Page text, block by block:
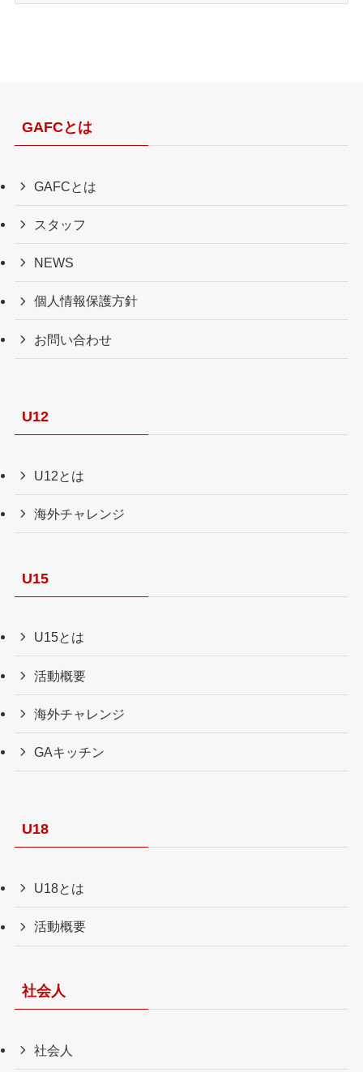
GAFCとは
GAFCとは
スタッフ
NEWS
個人情報保護方針
お問い合わせ
U12
U12とは
海外チャレンジ
U15
U15とは
活動概要
海外チャレンジ
GAキッチン
U18
U18とは
活動概要
社会人
社会人